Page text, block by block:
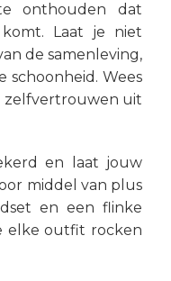
onthouden dat
Laat je niet
de samenleving,
schoonheid. Wees
zelfvertrouwen uit
en laat jouw
middel van plus
en een flinke
elke outfit rocken